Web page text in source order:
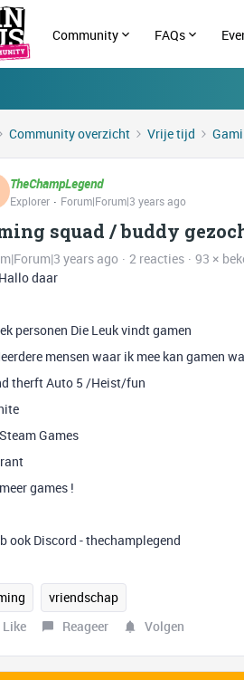
Community FAQs
Community overzicht Vrije tijd
TheChampLegend
Explorer Forum|Forum|3 years ago
squad / buddy
years ago 2 reacties
93 ×
daar
personen Die Leuk vindt gamen
mensen waar ik mee kan gamen
therft Auto 5 /Heist/fun
Games
games !
ook Discord - thechamplegend
vriendschap
Like
Reageer Volgen